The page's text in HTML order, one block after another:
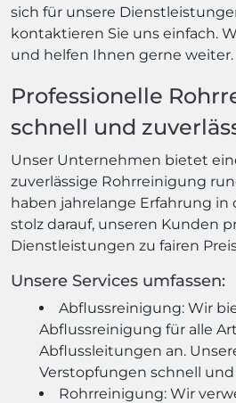
sich für unsere
kontaktieren Sie uns einfach.
und helfen Ihnen gerne weiter.
Professionelle
schnell und
Unser Unternehmen bietet
zuverlässige Rohrreinigung
haben jahrelange Erfahrung in
stolz darauf, unseren Kunden
Dienstleistungen zu fairen
Unsere Services umfassen:
Abflussreinigung: Wir
Abflussreinigung für alle
Abflussleitungen an.
Verstopfungen schnell
Rohrreinigung: Wir